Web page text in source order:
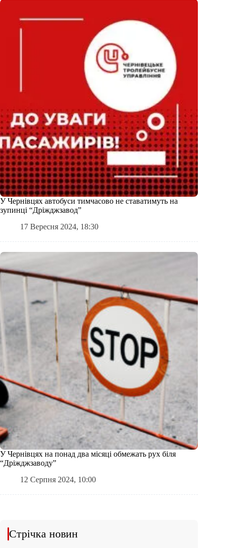
У Чернівцях автобуси тимчасово не ставатимуть на
зупинці “Дріжджзавод”
17 Вересня 2024, 18:30
У Чернівцях на понад два місяці обмежать рух біля
“Дріжджзаводу”
12 Серпня 2024, 10:00
Стрічка новин